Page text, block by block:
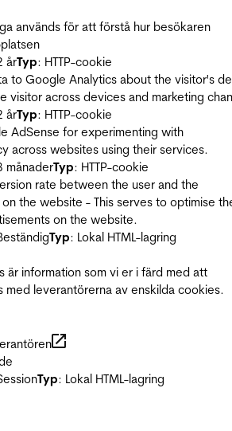
används för att förstå hur besökaren
årTyp: HTTP-cookie
to Google Analytics about the visitor's
visitor across devices and marketing
årTyp: HTTP-cookie
AdSense for experimenting with
across websites using their services.
månaderTyp: HTTP-cookie
rate between the user and the
the website - This serves to optimise
on the website.
Typ: Lokal HTML-lagring
är information som vi er i färd med att
med leverantörerna av enskilda cookies.
Typ: Lokal HTML-lagring